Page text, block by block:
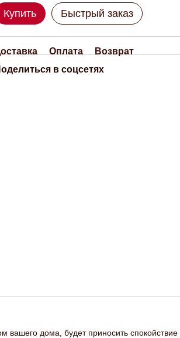
Купить Быстрый заказ
Оплата
Возврат
в соцсетях
дома, будет приносить